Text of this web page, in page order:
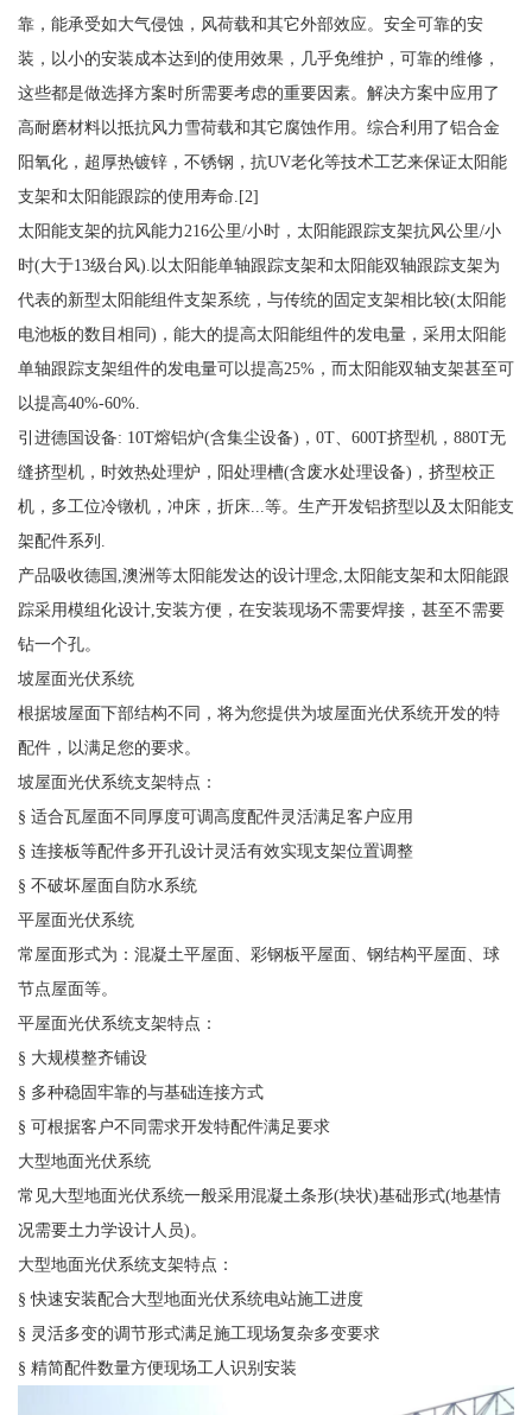
靠，能承受如大气侵蚀，风荷载和其它外部效应。安全可靠的安
装，以小的安装成本达到的使用效果，几乎免维护，可靠的维修，
这些都是做选择方案时所需要考虑的重要因素。解决方案中应用了
高耐磨材料以抵抗风力雪荷载和其它腐蚀作用。综合利用了铝合金
阳氧化，超厚热镀锌，不锈钢，抗UV老化等技术工艺来保证太阳能
支架和太阳能跟踪的使用寿命.[2]
太阳能支架的抗风能力216公里/小时，太阳能跟踪支架抗风公里/小
时(大于13级台风).以太阳能单轴跟踪支架和太阳能双轴跟踪支架为
代表的新型太阳能组件支架系统，与传统的固定支架相比较(太阳能
电池板的数目相同)，能大的提高太阳能组件的发电量，采用太阳能
单轴跟踪支架组件的发电量可以提高25%，而太阳能双轴支架甚至可
以提高40%-60%.
引进德国设备: 10T熔铝炉(含集尘设备)，0T、600T挤型机，880T无
缝挤型机，时效热处理炉，阳处理槽(含废水处理设备)，挤型校正
机，多工位冷镦机，冲床，折床...等。生产开发铝挤型以及太阳能支
架配件系列.
产品吸收德国,澳洲等太阳能发达的设计理念,太阳能支架和太阳能跟
踪采用模组化设计,安装方便，在安装现场不需要焊接，甚至不需要
钻一个孔。
坡屋面光伏系统
根据坡屋面下部结构不同，将为您提供为坡屋面光伏系统开发的特
配件，以满足您的要求。
坡屋面光伏系统支架特点：
§ 适合瓦屋面不同厚度可调高度配件灵活满足客户应用
§ 连接板等配件多开孔设计灵活有效实现支架位置调整
§ 不破坏屋面自防水系统
平屋面光伏系统
常屋面形式为：混凝土平屋面、彩钢板平屋面、钢结构平屋面、球
节点屋面等。
平屋面光伏系统支架特点：
§ 大规模整齐铺设
§ 多种稳固牢靠的与基础连接方式
§ 可根据客户不同需求开发特配件满足要求
大型地面光伏系统
常见大型地面光伏系统一般采用混凝土条形(块状)基础形式(地基情
况需要土力学设计人员)。
大型地面光伏系统支架特点：
§ 快速安装配合大型地面光伏系统电站施工进度
§ 灵活多变的调节形式满足施工现场复杂多变要求
§ 精简配件数量方便现场工人识别安装